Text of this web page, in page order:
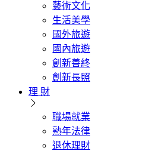
藝術文化
生活美學
國外旅遊
國內旅遊
創新善終
創新長照
理 財
職場就業
熟年法律
退休理財